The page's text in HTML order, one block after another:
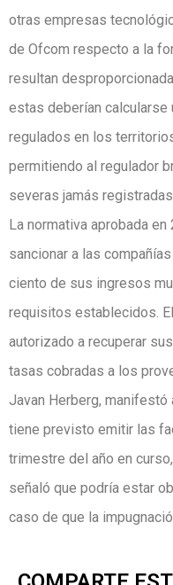
otras empresas
de Ofcom respecto a la
resultan
estas deberían
regulados en los
permitiendo al regulador
severas jamás
La normativa aprobada
sancionar a las
ciento de sus ingresos
requisitos establecidos.
autorizado a recuperar
tasas cobradas a los
Javan Herberg,
tiene previsto emitir las
trimestre del año en
señaló que podría estar
caso de que la